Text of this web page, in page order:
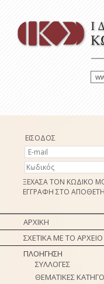
ΕΙΣΟΔΟΣ
ΞΕΧΑΣΑ ΤΟΝ ΚΩΔΙΚΟ
ΕΓΓΡΑΦΗ ΣΤΟ
ΑΡΧΙΚΗ
ΣΧΕΤΙΚΑ ΜΕ ΤΟ ΑΡΧΕΙΟ
ΠΛΟΗΓΗΣΗ
ΣΥΛΛΟΓΕΣ
ΘΕΜΑΤΙΚΕΣ